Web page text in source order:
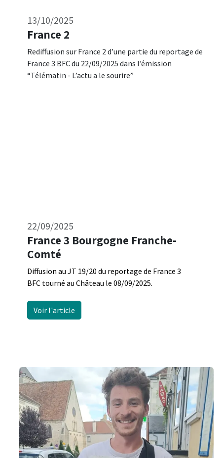
13/10/2025
France 2​
Rediffusion sur France 2 d’une partie du reportage de
France 3 BFC du 22/09/2025 dans l’émission
“Télématin - L’actu a le sourire”
22/09/2025
France 3 Bourgogne Franche-
Comté
Diffusion au JT 19/20 du reportage de France 3
BFC tourné au Château le 08/09/2025.
Voir l'article